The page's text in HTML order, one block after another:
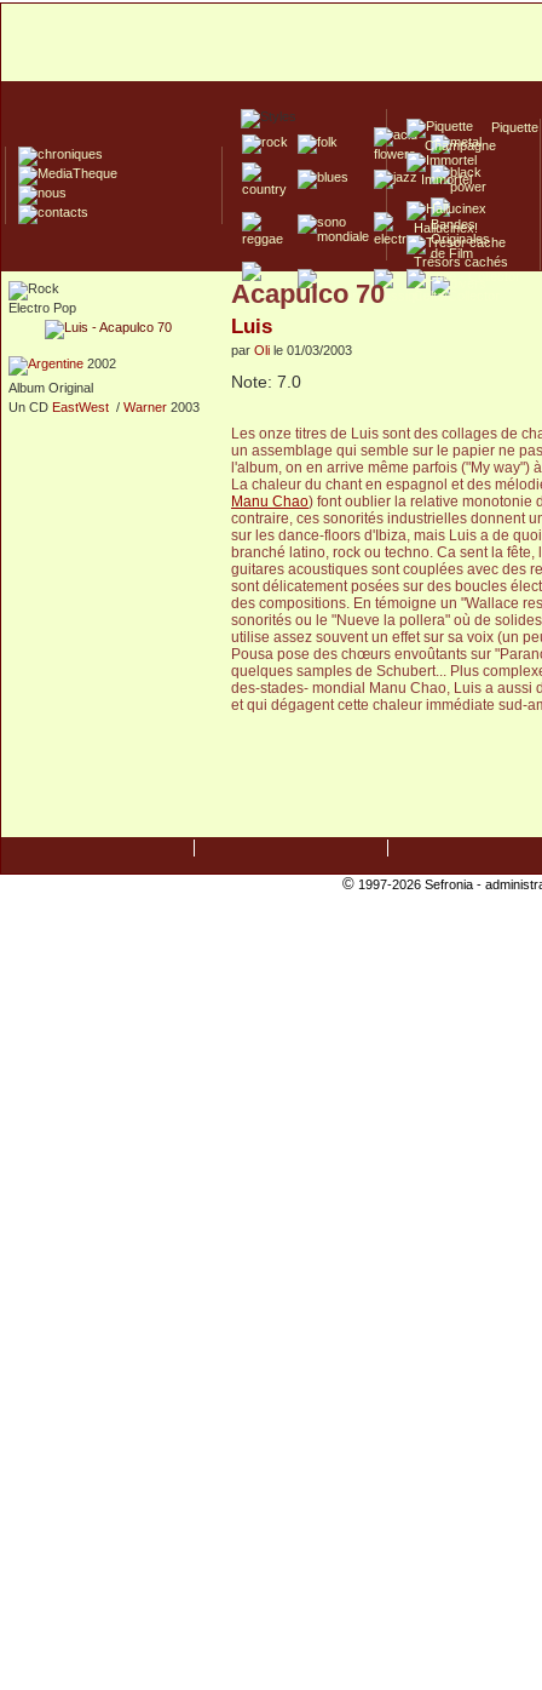
Piquette
Champagne
Immortel
Hallucinex!
Trésors cachés
Culte/Collector
Electro Pop
2002
Album Original
Un CD EastWest / Warner 2003
Acapulco 70
Luis
par Oli le 01/03/2003
Note: 7.0
Les onze titres de Luis sont des collages de
un assemblage qui semble sur le papier ne
l'album, on en arrive même parfois ("My way")
La chaleur du chant en espagnol et des
Manu Chao) font oublier la relative monotonie
contraire, ces sonorités industrielles donnent
sur les dance-floors d'Ibiza, mais Luis a de
branché latino, rock ou techno. Ca sent la
guitares acoustiques sont couplées avec des
sont délicatement posées sur des boucles
des compositions. En témoigne un "Wallace
sonorités ou le "Nueve la pollera" où de
utilise assez souvent un effet sur sa voix (un
Pousa pose des chœurs envoûtants sur
quelques samples de Schubert... Plus
des-stades- mondial Manu Chao, Luis a
et qui dégagent cette chaleur immédiate sud-
©1997-2026 Sefronia -